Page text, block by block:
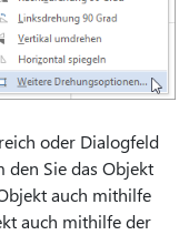
oder Dialogfeld
den Sie das Objekt
auch mithilfe
auch mithilfe der